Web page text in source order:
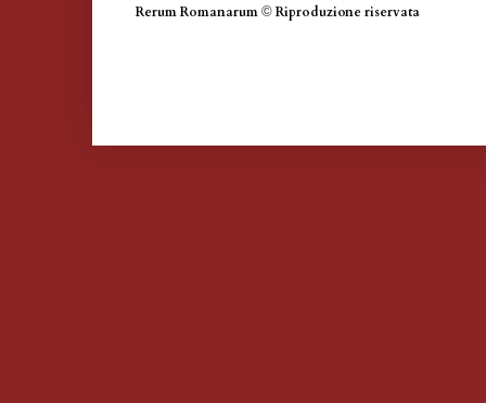
Rerum Romanarum © Riproduzione riservata